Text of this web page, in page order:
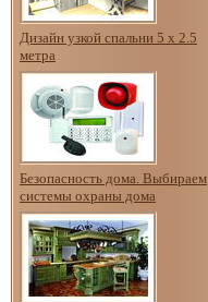
Дизайн узкой спальни 5 х 2.5
метра
Безопасность дома. Выбираем
системы охраны дома